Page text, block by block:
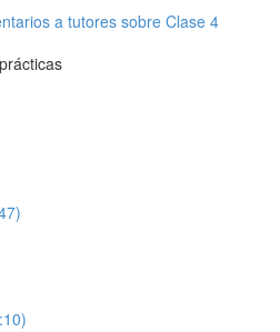
a tutores sobre Clase 4